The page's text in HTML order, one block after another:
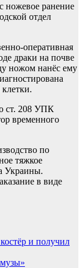
ножевое ранение
отдел
оперативная
драки на почве
ножом нанёс ему
ст. 208 УПК
временного
по
тяжкое
Украины.
в виде
и получил